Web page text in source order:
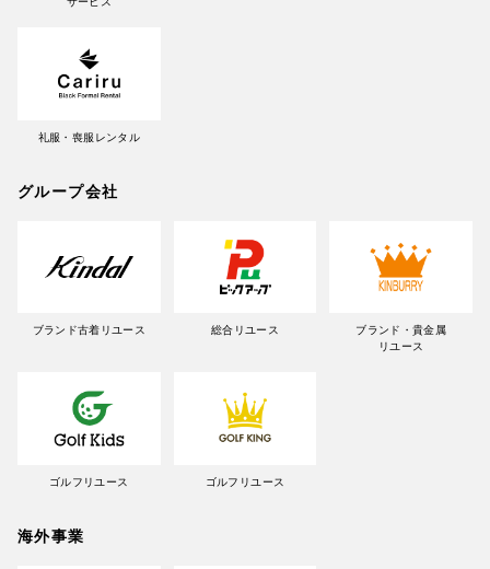
礼服・喪服レンタル
グループ会社
ブランド古着リユース 総合リユース
ブランド・貴金属
リユース
ゴルフリユース ゴルフリユース
海外事業